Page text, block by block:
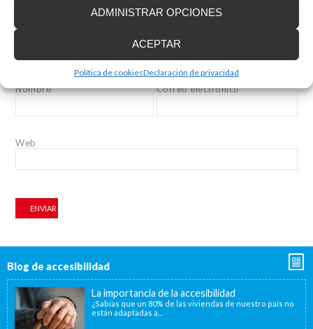
ACEPTAR
ADMINISTRAR OPCIONES
Política de cookiesDeclaración de privacidad
Nombre* Correo electrónico*
Web
Blog de accesibilidad
La importancia de la accesibilidad
¿Sabías que un 80% de las viviendas de nuestro país no
están adaptadas a...